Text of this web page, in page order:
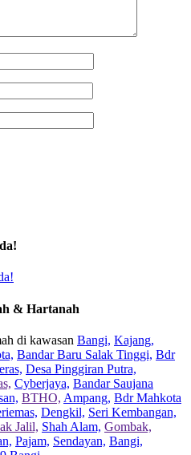
& Hartanah
di kawasan Bangi, Kajang,
Bandar Baru Salak Tinggi, Bdr
Desa Pinggiran Putra,
Cyberjaya, Bandar Saujana
BTHO, Ampang, Bdr Mahkota
Dengkil, Seri Kembangan,
Jalil, Shah Alam, Gombak,
Pajam, Sendayan, Bangi,